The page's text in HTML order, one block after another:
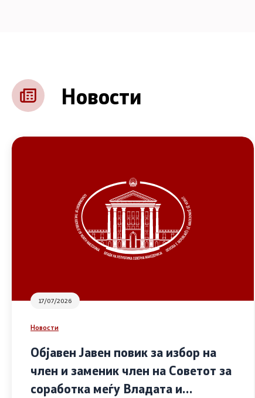
Новости
17/07/2026
Новости
Објавен Јавен повик за избор на
член и заменик член на Советот за
соработка меѓу Владата и